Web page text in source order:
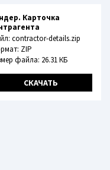
Карточка
contractor-details.zip
ZIP
файла: 26.31 КБ
СКАЧАТЬ